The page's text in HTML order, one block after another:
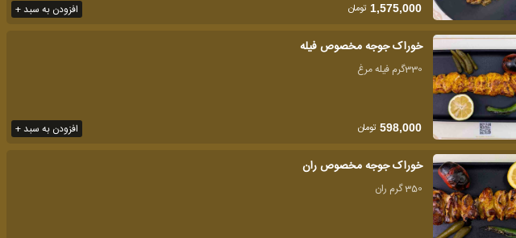
افزودن به سبد + 1,575,000 تومان
خوراک جوجه مخصوص فیله
330گرم فیله مرغ
افزودن به سبد + 598,000 تومان
خوراک جوجه مخصوص ران
350 گرم ران